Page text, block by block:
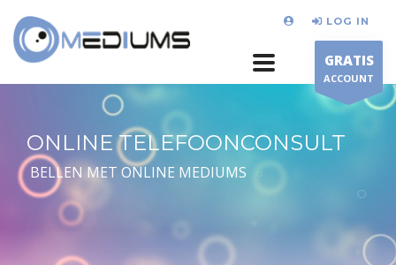
LOG IN
GRATIS
ACCOUNT
ONLINE TELEFOONCONSULT
BELLEN MET ONLINE MEDIUMS